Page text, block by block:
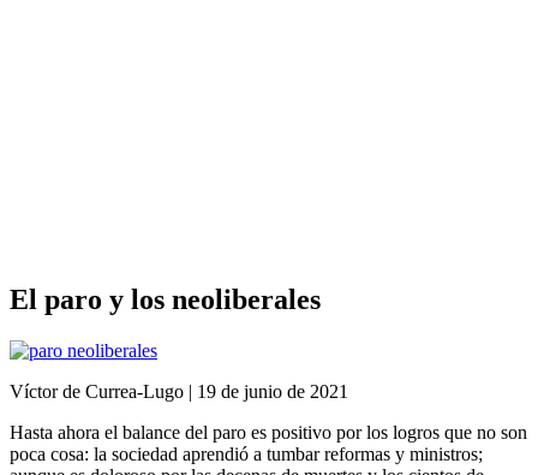
El paro y los neoliberales
Víctor de Currea-Lugo | 19 de junio de 2021
Hasta ahora el balance del paro es positivo por los logros que no son
poca cosa: la sociedad aprendió a tumbar reformas y ministros;